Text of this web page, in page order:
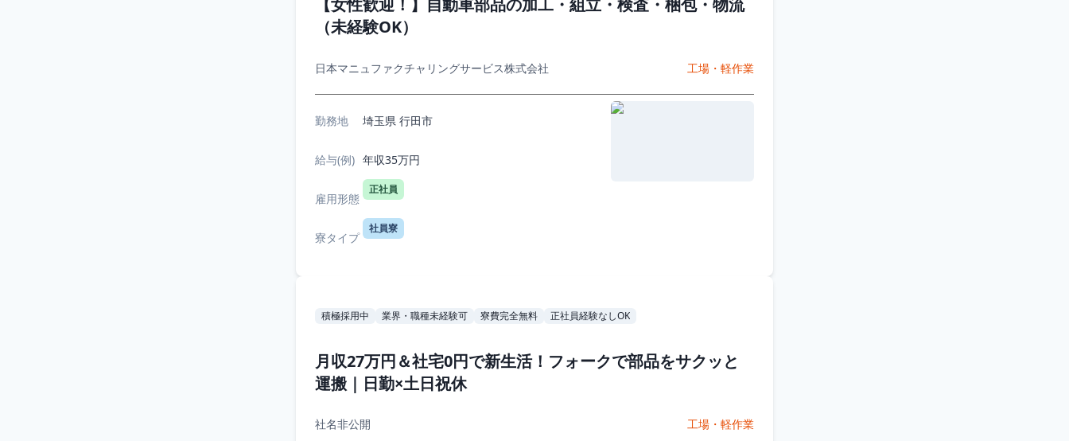
【女性歓迎！】自動車部品の加工・組立・検査・梱包・物流
（未経験OK）
日本マニュファクチャリングサービス株式会社 工場・軽作業
勤務地 埼玉県 行田市
給与(例) 年収35万円
雇用形態
正社員
寮タイプ
社員寮
積極採用中 業界・職種未経験可 寮費完全無料 正社員経験なしOK
月収27万円＆社宅0円で新生活！フォークで部品をサクッと
運搬｜日勤×土日祝休
社名非公開 工場・軽作業